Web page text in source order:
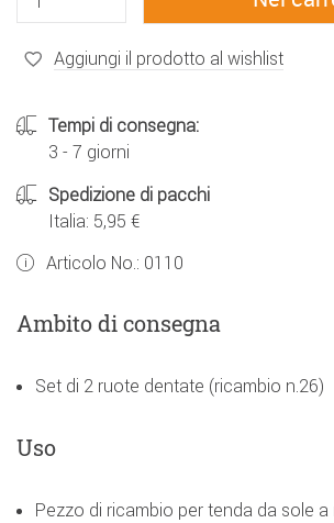
Aggiungi il prodotto al wishlist
Tempi di consegna:
3 - 7 giorni
Spedizione di pacchi
Italia: 5,95 €
Articolo No.: 0110
Ambito di consegna
Set di 2 ruote dentate (ricambio n.26)
Uso
Pezzo di ricambio per tenda da sole